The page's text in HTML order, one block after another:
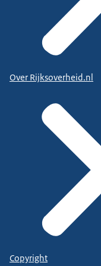
Over Rijksoverheid.nl
Copyright